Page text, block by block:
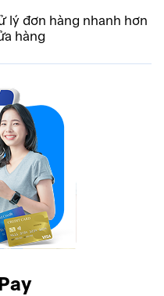
lý đơn hàng nhanh hơn
hàng